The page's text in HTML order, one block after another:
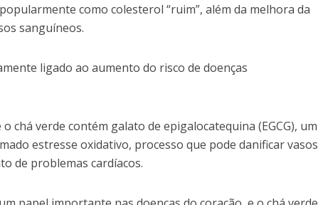
como colesterol “ruim”, além da melhora da
sanguíneos.
ligado ao aumento do risco de doenças
chá verde contém galato de epigalocatequina (EGCG), um
estresse oxidativo, processo que pode danificar vasos
de problemas cardíacos.